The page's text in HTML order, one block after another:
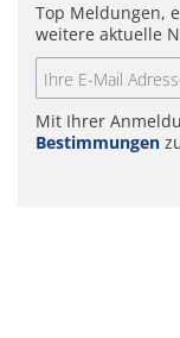
Top Meldungen,
weitere aktuelle
Mit Ihrer
Bestimmungen